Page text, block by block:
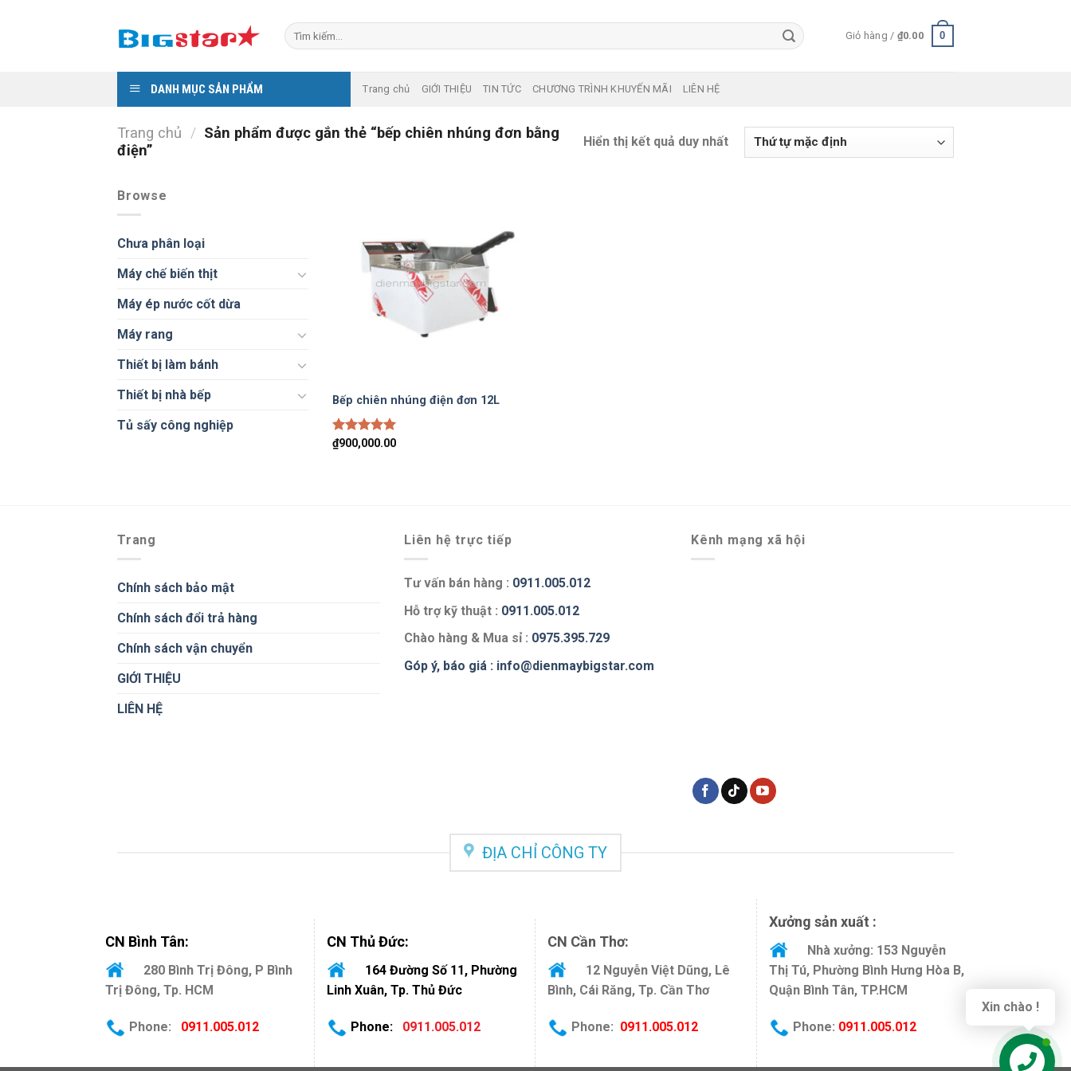
Tìm
kiếm:
Giỏ hàng / ₫0.00 0
DANH MỤC SẢN PHẨM Trang chủ GIỚI THIỆU TIN TỨC CHƯƠNG TRÌNH KHUYẾN MÃI LIÊN HỆ
Trang chủ / Sản phẩm được gắn thẻ “bếp chiên nhúng đơn bằng
điện”
Hiển thị kết quả duy nhất
Browse
Chưa phân loại
Máy chế biến thịt
Máy ép nước cốt dừa
Máy rang
Thiết bị làm bánh
Thiết bị nhà bếp
Tủ sấy công nghiệp
Bếp chiên nhúng điện đơn 12L
Được xếp
₫900,000.00
Trang
Chính sách bảo mật
Chính sách đổi trả hàng
Chính sách vận chuyển
GIỚI THIỆU
LIÊN HỆ
Liên hệ trực tiếp
Tư vấn bán hàng : 0911.005.012
Hỗ trợ kỹ thuật : 0911.005.012
Chào hàng & Mua sỉ : 0975.395.729
Góp ý, báo giá : info@dienmaybigstar.com
Kênh mạng xã hội
ĐỊA CHỈ CÔNG TY
CN Bình Tân:
280 Bình Trị Đông, P Bình
Trị Đông, Tp. HCM
Phone: 0911.005.012
CN Thủ Đức:
164 Đường Số 11, Phường
Linh Xuân, Tp. Thủ Đức
Phone: 0911.005.012
CN Cần Thơ:
12 Nguyễn Việt Dũng, Lê
Bình, Cái Răng, Tp. Cần Thơ
Phone: 0911.005.012
Xưởng sản xuất :
Nhà xưởng: 153 Nguyễn
Thị Tú, Phường Bình Hưng Hòa B,
Quận Bình Tân, TP.HCM
Phone: 0911.005.012
Xin chào !